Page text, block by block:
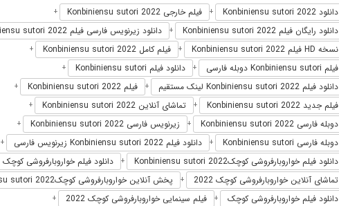
دانلود Konbiniensu sutori 2022 + فیلم خارجی Konbiniensu sutori 2022 +
دانلود رایگان فیلم Konbiniensu sutori 2022 + دانلود زیرنویس فارسی فیلم Konbiniensu sutori 2022
نسخه HD فیلم Konbiniensu sutori 2022 + فیلم کامل Konbiniensu sutori 2022 +
فیلم Konbiniensu sutori دوبله فارسی + دانلود فیلم Konbiniensu sutori +
دانلود فیلم Konbiniensu sutori 2022 لینک مستقیم + فیلم Konbiniensu sutori 2022 +
فیلم جدید Konbiniensu sutori 2022 + تماشای آنلاین Konbiniensu sutori 2022 +
دوبله فارسی Konbiniensu sutori 2022 + زیرنویس فارسی Konbiniensu sutori 2022 +
دوبله فارسی Konbiniensu sutori + دانلود فیلم Konbiniensu sutori 2022 زیرنویس فارسی +
دانلود فیلم خواروبارفروشی کوچکKonbiniensu sutori 2022 + دانلود فیلم خواروبارفروشی کوچک 2022
تماشای آنلاین خواروبارفروشی کوچک 2022 + پخش آنلاین خواروبارفروشی کوچکKonbiniensu sutori 2022
دانلود فیلم خواروبارفروشی کوچک + فیلم سینمایی خواروبارفروشی کوچک 2022 +